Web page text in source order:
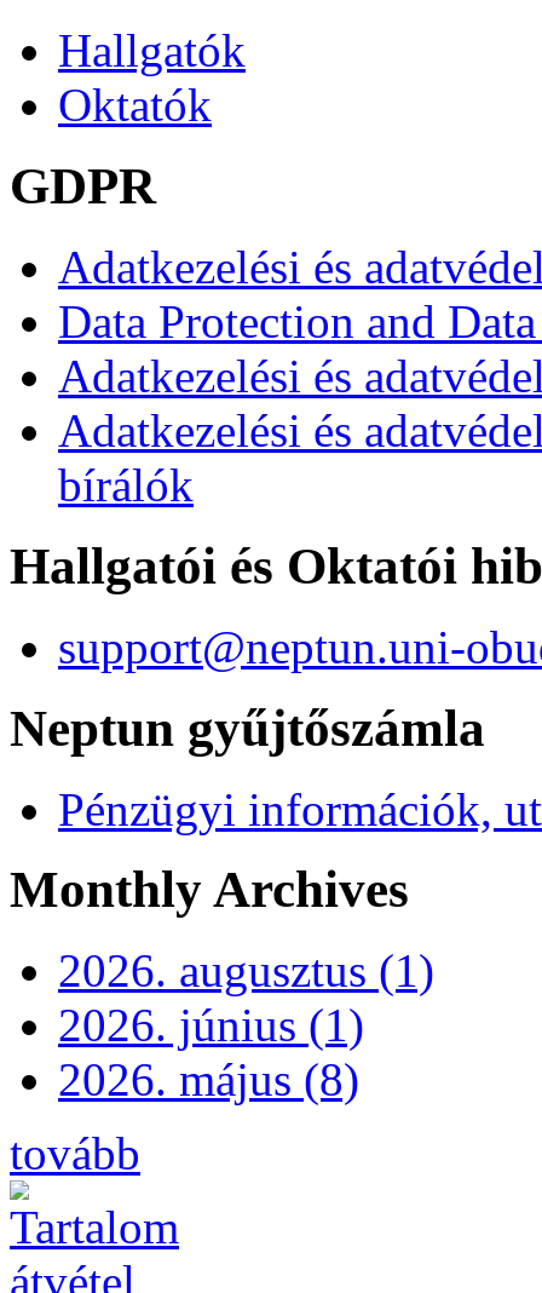
Hallgatók
Oktatók
GDPR
Adatkezelési és
Data Protection and
Adatkezelési és
Adatkezelési és
bírálók
Hallgatói és Oktatói
support@neptun.uni-
Neptun gyűjtőszámla
Pénzügyi információk,
Monthly Archives
2026. augusztus (1)
2026. június (1)
2026. május (8)
tovább